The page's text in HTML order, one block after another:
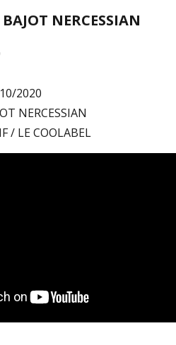
NERCESSIAN
2020
NERCESSIAN
/ LE COOLABEL